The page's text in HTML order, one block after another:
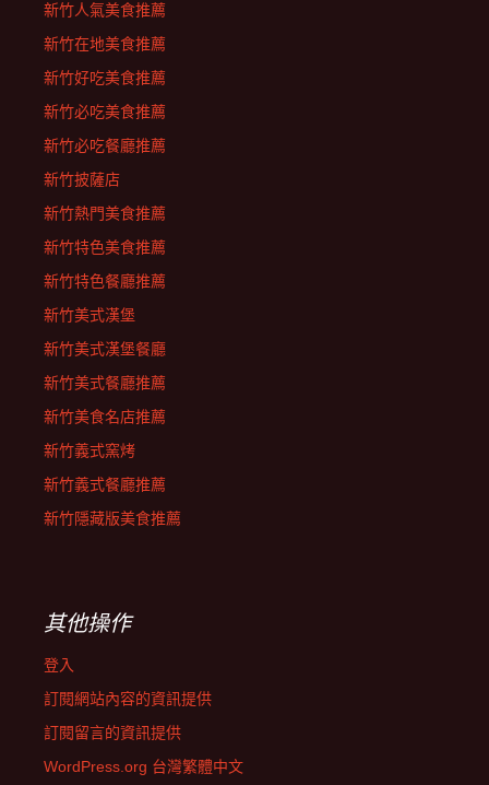
新竹人氣美食推薦
新竹在地美食推薦
新竹好吃美食推薦
新竹必吃美食推薦
新竹必吃餐廳推薦
新竹披薩店
新竹熱門美食推薦
新竹特色美食推薦
新竹特色餐廳推薦
新竹美式漢堡
新竹美式漢堡餐廳
新竹美式餐廳推薦
新竹美食名店推薦
新竹義式窯烤
新竹義式餐廳推薦
新竹隱藏版美食推薦
其他操作
登入
訂閱網站內容的資訊提供
訂閱留言的資訊提供
WordPress.org 台灣繁體中文